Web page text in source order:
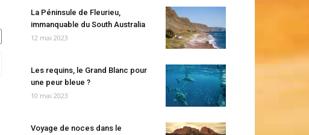
La Péninsule de Fleurieu,
immanquable du South Australia
12 mai 2023
Les requins, le Grand Blanc pour
une peur bleue ?
10 mai 2023
Voyage de noces dans le